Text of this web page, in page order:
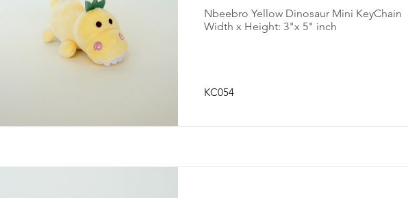
Nbeebro Yellow Dinosaur Mini KeyChain
Width x Height: 3"x 5" inch
KC054